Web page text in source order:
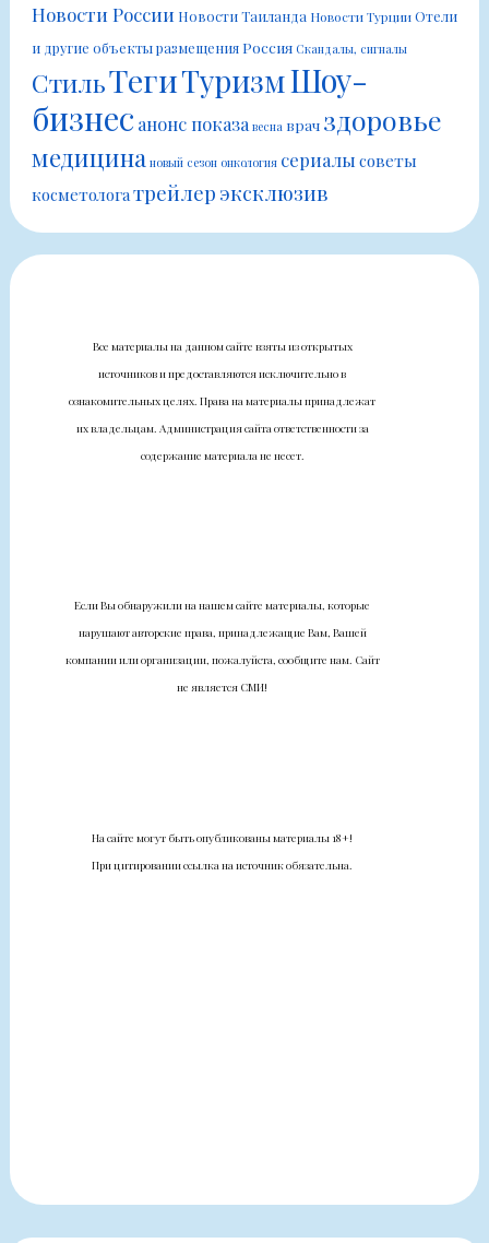
Новости России Новости Таиланда Новости ТурцииОтели
и другие объекты размещенияРоссия Скандалы, сигналы
СтильТегиТуризмШоу-
бизнес анонс показа весна врач здоровье
медицина новый сезон онкология сериалы советы
косметологатрейлер эксклюзив
Все материалы на данном сайте взяты из открытых
источников и предоставляются исключительно в
ознакомительных целях. Права на материалы принадлежат
их владельцам. Администрация сайта ответственности за
содержание материала не несет.
Если Вы обнаружили на нашем сайте материалы, которые
нарушают авторские права, принадлежащие Вам, Вашей
компании или организации, пожалуйста, сообщите нам. Сайт
не является СМИ!
На сайте могут быть опубликованы материалы 18+!
При цитировании ссылка на источник обязательна.